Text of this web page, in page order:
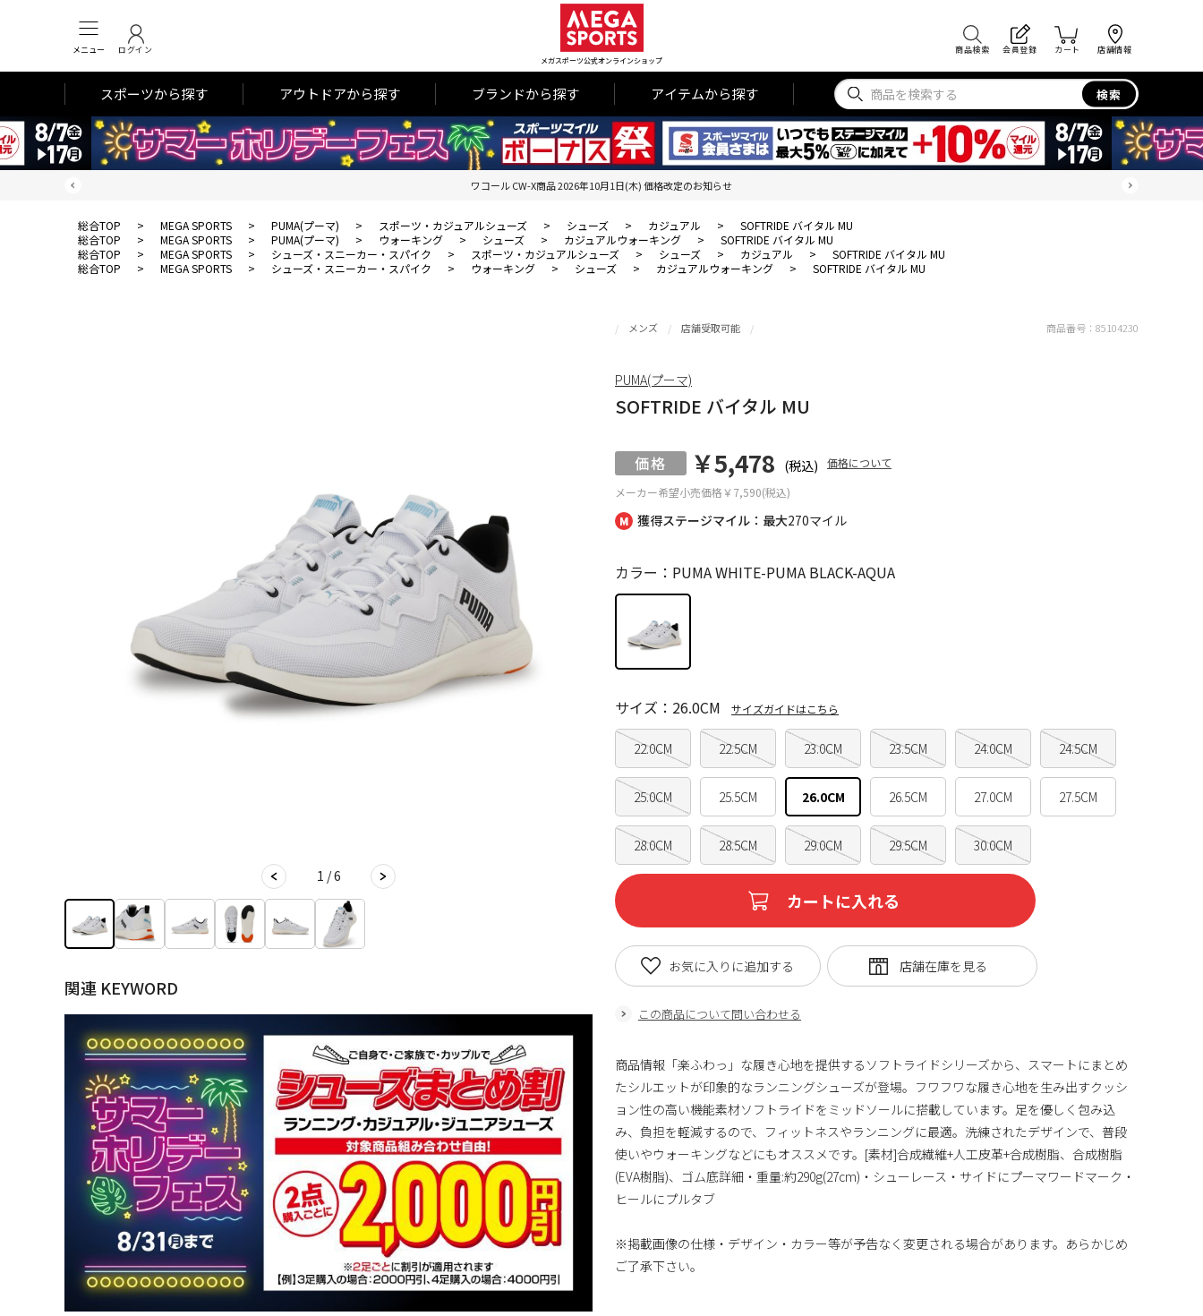
メニュー ログイン
メガスポーツ公式オンラインショップ
商品検索 会員登録 カート 店舗情報
スポーツから探す アウトドアから探す ブランドから探す アイテムから探す 検索
ワコール CW-X商品 2026年10月1日(木) 価格改定のお知らせ
総合TOP > MEGA SPORTS > PUMA(プーマ) > スポーツ・カジュアルシューズ > シューズ > カジュアル >
SOFTRIDE バイタル MU
総合TOP
> MEGA SPORTS > PUMA(プーマ) > ウォーキング > シューズ > カジュアルウォーキング >
SOFTRIDE バイタル MU
総合TOP
> MEGA SPORTS > シューズ・スニーカー・スパイク > スポーツ・カジュアルシューズ > シューズ > カジュアル >
SOFTRIDE バイタル MU
総合TOP
> MEGA SPORTS > シューズ・スニーカー・スパイク > ウォーキング > シューズ > カジュアルウォーキング > SOFTRIDE バイタル MU
1 / 6
関連 KEYWORD
獲得ステージマイル：最大270マイル
メンズ 店舗受取可能
SOFTRIDE バイタル MU
メーカー希望小売価格￥7,590(税込)
￥5,478 (税込) 価格について
カラー：PUMA WHITE-PUMA BLACK-AQUA
22.0CM 22.5CM 23.0CM 23.5CM 24.0CM 24.5CM
25.0CM 25.5CM 26.0CM 26.5CM 27.0CM 27.5CM
28.0CM 28.5CM 29.0CM 29.5CM 30.0CM
サイズ：26.0CM サイズガイドはこちら
カートに入れる
この商品について問い合わせる
お気に入りに追加する
商品番号： 85104230
PUMA(プーマ)
商品情報「楽ふわっ」な履き心地を提供するソフトライドシリーズから、スマートにまとめ
たシルエットが印象的なランニングシューズが登場。フワフワな履き心地を生み出すクッシ
ョン性の高い機能素材ソフトライドをミッドソールに搭載しています。足を優しく包み込
み、負担を軽減するので、フィットネスやランニングに最適。洗練されたデザインで、普段
使いやウォーキングなどにもオススメです。[素材]合成繊維+人工皮革+合成樹脂、合成樹脂
(EVA樹脂)、ゴム底詳細・重量:約290g(27cm)・シューレース・サイドにプーマワードマーク・
ヒールにプルタブ
※掲載画像の仕様・デザイン・カラー等が予告なく変更される場合があります。あらかじめ
ご了承下さい。